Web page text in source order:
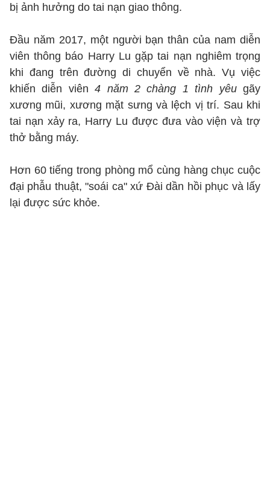
bị ảnh hưởng do tai nạn giao thông.
Đầu năm 2017, một người bạn thân của nam diễn
viên thông báo Harry Lu gặp tai nạn nghiêm trọng
khi đang trên đường di chuyển về nhà. Vụ việc
khiến diễn viên4 năm 2 chàng 1 tình yêugãy
xương mũi, xương mặt sưng và lệch vị trí. Sau khi
tai nạn xảy ra, Harry Lu được đưa vào viện và trợ
thở bằng máy.
Hơn 60 tiếng trong phòng mổ cùng hàng chục cuộc
đại phẫu thuật, "soái ca" xứ Đài dần hồi phục và lấy
lại được sức khỏe.